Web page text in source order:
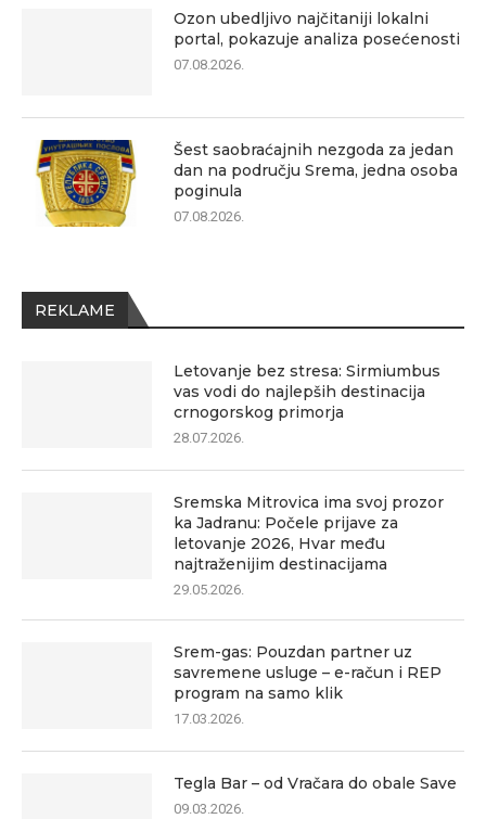
Ozon ubedljivo najčitaniji lokalni
portal, pokazuje analiza posećenosti
07.08.2026.
Šest saobraćajnih nezgoda za jedan
dan na području Srema, jedna osoba
poginula
07.08.2026.
REKLAME
Letovanje bez stresa: Sirmiumbus
vas vodi do najlepših destinacija
crnogorskog primorja
28.07.2026.
Sremska Mitrovica ima svoj prozor
ka Jadranu: Počele prijave za
letovanje 2026, Hvar među
najtraženijim destinacijama
29.05.2026.
Srem-gas: Pouzdan partner uz
savremene usluge – e-račun i REP
program na samo klik
17.03.2026.
Tegla Bar – od Vračara do obale Save
09.03.2026.